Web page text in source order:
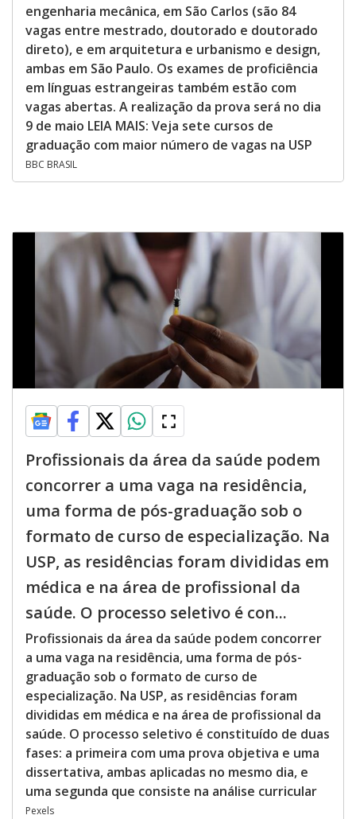
engenharia mecânica, em São Carlos (são 84
vagas entre mestrado, doutorado e doutorado
direto), e em arquitetura e urbanismo e design,
ambas em São Paulo. Os exames de proficiência
em línguas estrangeiras também estão com
vagas abertas. A realização da prova será no dia
9 de maio LEIA MAIS: Veja sete cursos de
graduação com maior número de vagas na USP
BBC BRASIL
Profissionais da área da saúde podem
concorrer a uma vaga na residência,
uma forma de pós-graduação sob o
formato de curso de especialização. Na
USP, as residências foram divididas em
médica e na área de profissional da
saúde. O processo seletivo é con...
Profissionais da área da saúde podem concorrer
a uma vaga na residência, uma forma de pós-
graduação sob o formato de curso de
especialização. Na USP, as residências foram
divididas em médica e na área de profissional da
saúde. O processo seletivo é constituído de duas
fases: a primeira com uma prova objetiva e uma
dissertativa, ambas aplicadas no mesmo dia, e
uma segunda que consiste na análise curricular
Pexels